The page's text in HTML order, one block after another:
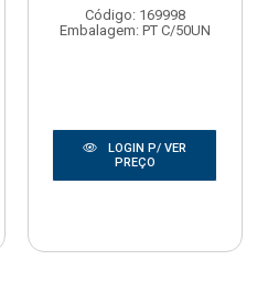
Código: 169998
Embalagem: PT C/50UN
LOGIN P/ VER
PREÇO